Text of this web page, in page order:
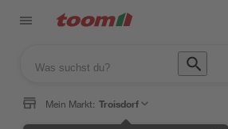
Mein Markt: Troisdorf